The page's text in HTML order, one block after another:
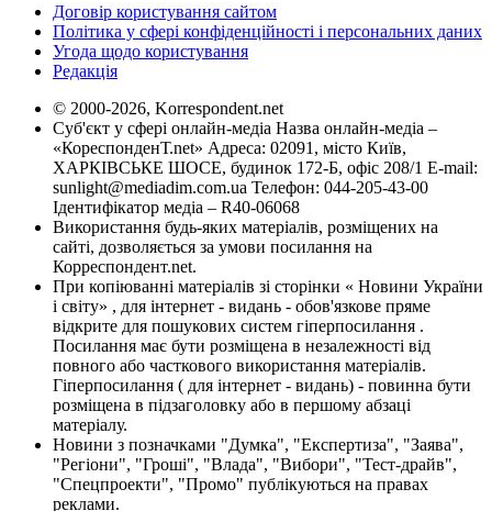
Договір користування сайтом
Політика у сфері конфіденційності і персональних даних
Угода щодо користування
Редакція
© 2000-2026, Korrespondent.net
Суб'єкт у сфері онлайн-медіа Назва онлайн-медіа –
«КореспонденТ.net» Адреса: 02091, місто Київ,
ХАРКІВСЬКЕ ШОСЕ, будинок 172-Б, офіс 208/1 E-mail:
sunlight@mediadim.com.ua Телефон: 044-205-43-00
Ідентифікатор медіа – R40-06068
Використання будь-яких матеріалів, розміщених на
сайті, дозволяється за умови посилання на
Корреспондент.net.
При копіюванні матеріалів зі сторінки « Новини України
і світу» , для інтернет - видань - обов'язкове пряме
відкрите для пошукових систем гіперпосилання .
Посилання має бути розміщена в незалежності від
повного або часткового використання матеріалів.
Гіперпосилання ( для інтернет - видань) - повинна бути
розміщена в підзаголовку або в першому абзаці
матеріалу.
Новини з позначками "Думка", "Експертиза", "Заява",
"Регіони", "Гроші", "Влада", "Вибори", "Тест-драйв",
"Спецпроекти", "Промо" публікуються на правах
реклами.